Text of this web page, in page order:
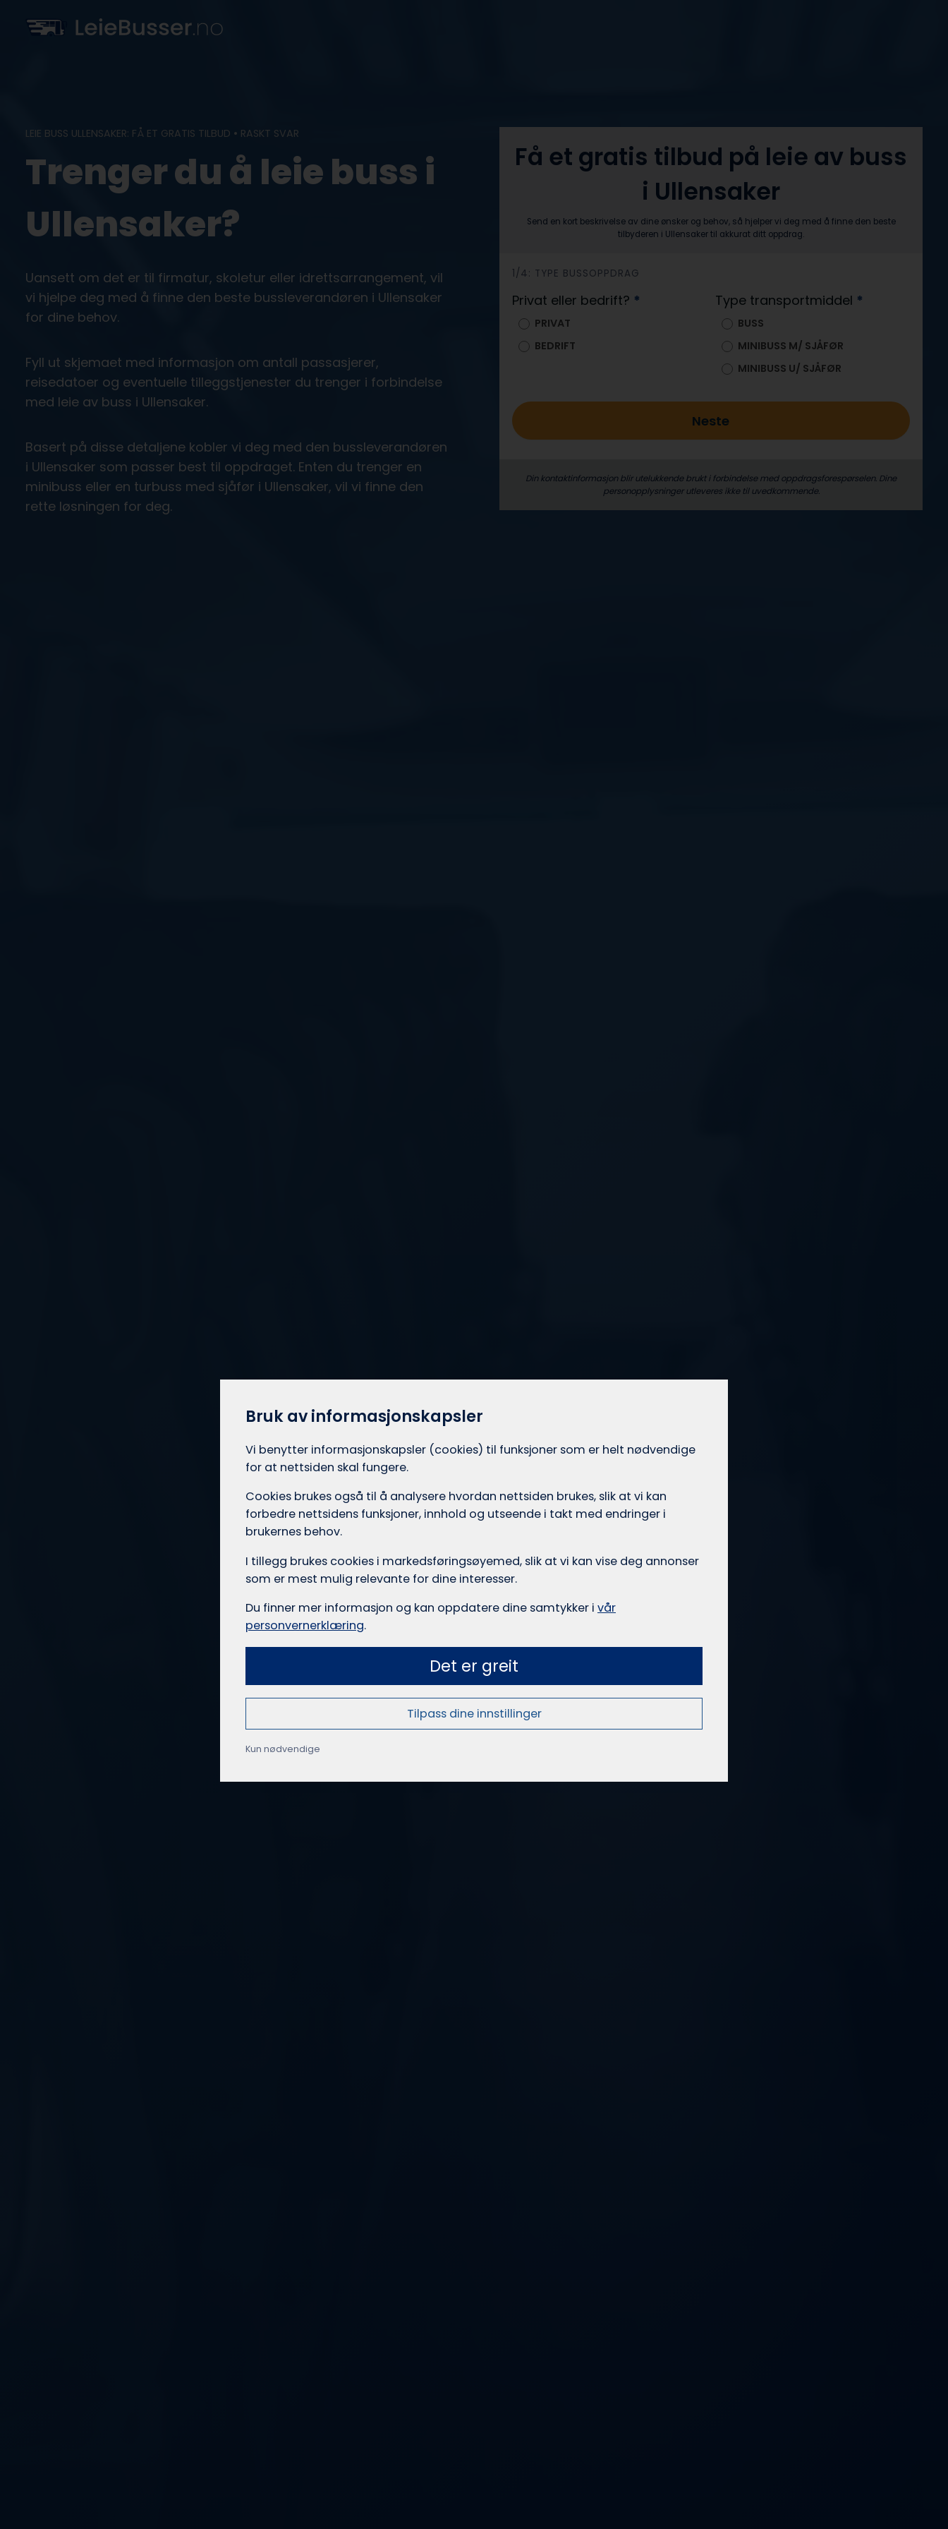
LEIE BUSS ULLENSAKER: FÅ ET GRATIS TILBUD • RASKT SVAR
Trenger du å leie buss i
Ullensaker?
Uansett om det er til firmatur, skoletur eller idrettsarrangement, vil
vi hjelpe deg med å finne den beste bussleverandøren i Ullensaker
for dine behov.
Fyll ut skjemaet med informasjon om antall passasjerer,
reisedatoer og eventuelle tilleggstjenester du trenger i forbindelse
med leie av buss i Ullensaker.
Basert på disse detaljene kobler vi deg med den bussleverandøren
i Ullensaker som passer best til oppdraget. Enten du trenger en
minibuss eller en turbuss med sjåfør i Ullensaker, vil vi finne den
rette løsningen for deg.
Få et gratis tilbud på leie av buss
i Ullensaker
Send en kort beskrivelse av dine ønsker og behov, så hjelper vi deg med å finne den beste
tilbyderen i Ullensaker til akkurat ditt oppdrag.
h
e
1/4: TYPE BUSSOPPDRAG
Privat eller bedrift? *
PRIVAT
BEDRIFT
Type transportmiddel *
BUSS
MINIBUSS M/ SJÅFØR
MINIBUSS U/ SJÅFØR
Neste
Din kontaktinformasjon blir utelukkende brukt i forbindelse med oppdrags­forespørselen. Dine
person­­opplysninger utleveres ikke til uvedkommende.
Bruk av informasjonskapsler
Vi benytter informasjons­kapsler (cookies) til funksjoner som er helt nødvendige
for at nettsiden skal fungere.
Cookies brukes også til å analysere hvordan nettsiden brukes, slik at vi kan
forbedre nettsidens funksjoner, innhold og utseende i takt med endringer i
brukernes behov.
I tillegg brukes cookies i markedsførings­øyemed, slik at vi kan vise deg annonser
som er mest mulig relevante for dine interesser.
Du finner mer informasjon og kan oppdatere dine samtykker i vår
personvernerklæring.
Det er greit
Tilpass dine innstillinger
Kun nødvendige